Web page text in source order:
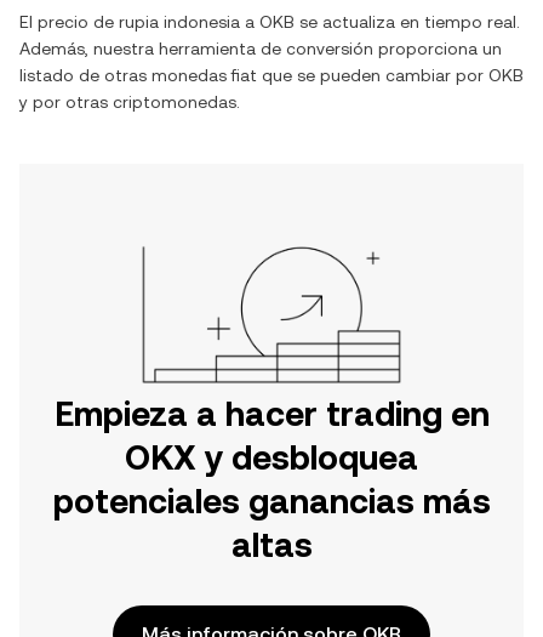
El precio de rupia indonesia a OKB se actualiza en tiempo real.
Además, nuestra herramienta de conversión proporciona un
listado de otras monedas fiat que se pueden cambiar por OKB
y por otras criptomonedas.
Empieza a hacer trading en
OKX y desbloquea
potenciales ganancias más
altas